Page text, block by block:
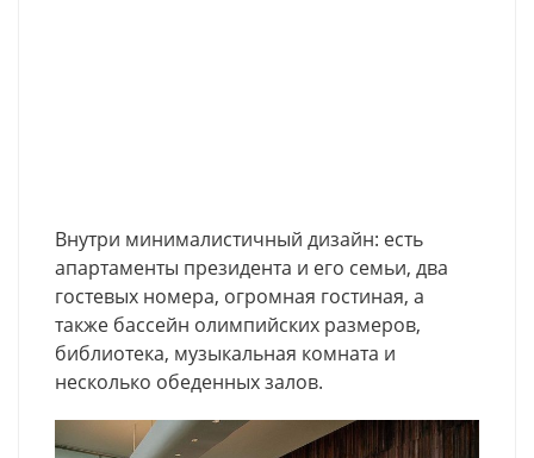
Внутри минималистичный дизайн: есть
апартаменты президента и его семьи, два
гостевых номера, огромная гостиная, а
также бассейн олимпийских размеров,
библиотека, музыкальная комната и
несколько обеденных залов.